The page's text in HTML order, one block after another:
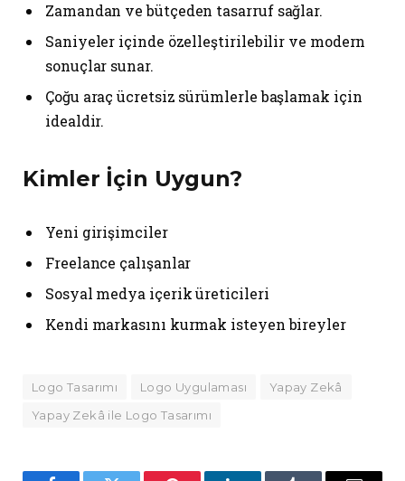
Zamandan ve bütçeden tasarruf sağlar.
Saniyeler içinde özelleştirilebilir ve modern
sonuçlar sunar.
Çoğu araç ücretsiz sürümlerle başlamak için
idealdir.
Kimler İçin Uygun?
Yeni girişimciler
Freelance çalışanlar
Sosyal medya içerik üreticileri
Kendi markasını kurmak isteyen bireyler
Logo Tasarımı Logo Uygulaması
Yapay Zekâ
Yapay Zekâ ile Logo Tasarımı